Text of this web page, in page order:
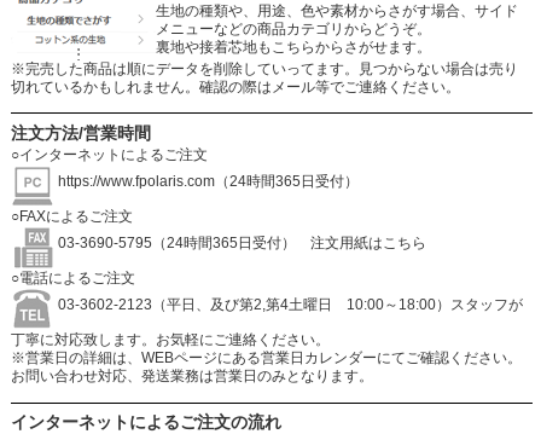
生地の種類や、用途、色や素材からさがす場合、サイド
メニューなどの商品カテゴリからどうぞ。
裏地や接着芯地もこちらからさがせます。
※完売した商品は順にデータを削除していってます。見つからない場合は売り
切れているかもしれません。確認の際はメール等でご連絡ください。
注文方法/営業時間
○インターネットによるご注文
https://www.fpolaris.com（24時間365日受付）
○FAXによるご注文
03-3690-5795（24時間365日受付）
注文用紙はこちら
○電話によるご注文
03-3602-2123（平日、及び第2,第4土曜日 10:00～18:00）スタッフが
丁寧に対応致します。お気軽にご連絡ください。
※営業日の詳細は、WEBページにある営業日カレンダーにてご確認ください。
お問い合わせ対応、発送業務は営業日のみとなります。
インターネットによるご注文の流れ